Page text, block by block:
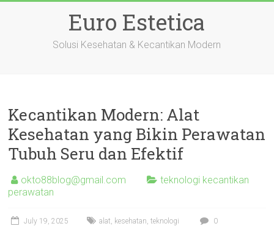
Euro Estetica
Solusi Kesehatan & Kecantikan Modern
Kecantikan Modern: Alat
Kesehatan yang Bikin Perawatan
Tubuh Seru dan Efektif
okto88blog@gmail.com
teknologi kecantikan
perawatan
July 19, 2025 alat, kesehatan,teknologi
0